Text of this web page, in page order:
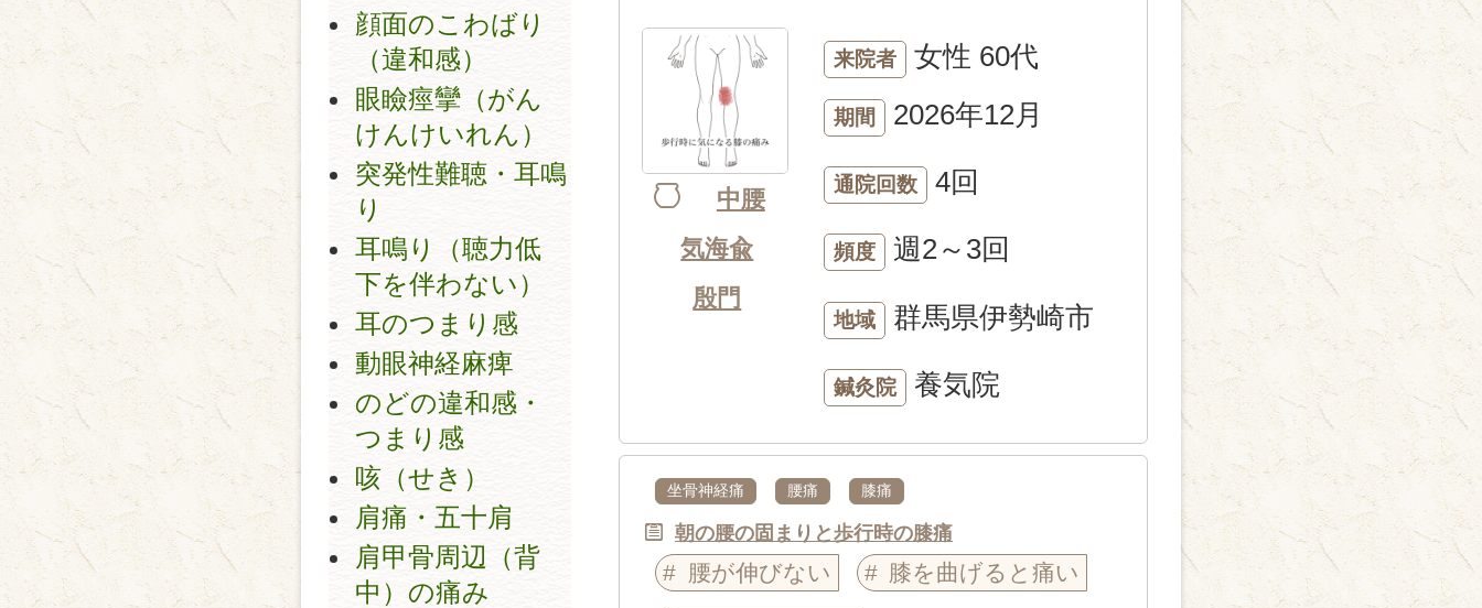
中腰
気海兪
殷門
来院者 女性 60代
期間 2026年12月
通院回数 4回
頻度 週2～3回
地域 群馬県伊勢崎市
鍼灸院 養気院
坐骨神経痛 腰痛 膝痛
朝の腰の固まりと歩行時の膝痛
腰が伸びない 膝を曲げると痛い
顔面のこわばり
（違和感）
眼瞼痙攣（がん
けんけいれん）
突発性難聴・耳鳴
り
耳鳴り（聴力低
下を伴わない）
耳のつまり感
動眼神経麻痺
のどの違和感・
つまり感
咳（せき）
肩痛・五十肩
肩甲骨周辺（背
中）の痛み